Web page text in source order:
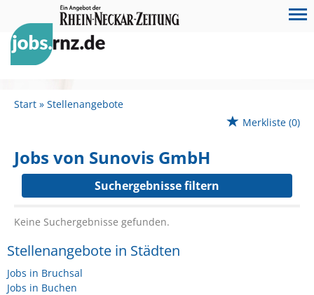
Start
Stellenangebote
Merkliste (0)
Jobs von Sunovis GmbH
Suchergebnisse filtern
Keine Suchergebnisse gefunden.
Stellenangebote in Städten
Jobs in Bruchsal
Jobs in Buchen